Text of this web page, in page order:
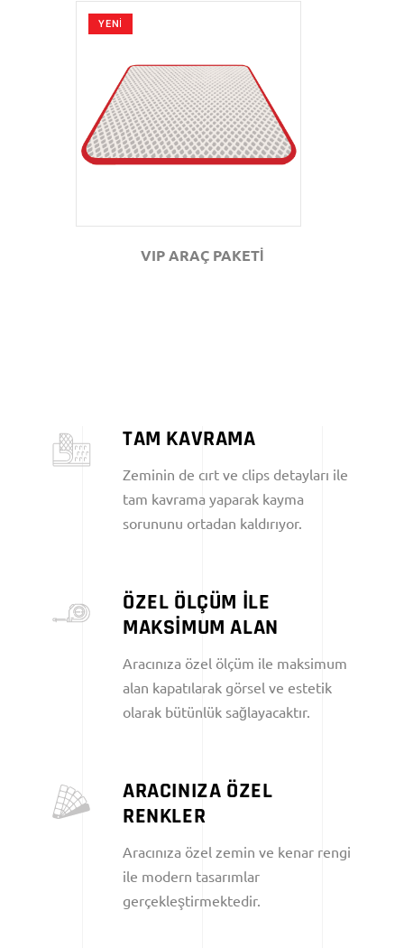
YENİ
GÖZAT
VIP ARAÇ PAKETİ
TAM KAVRAMA
Zeminin de cırt ve clips detayları ile
tam kavrama yaparak kayma
sorununu ortadan kaldırıyor.
ÖZEL ÖLÇÜM İLE
MAKSİMUM ALAN
Aracınıza özel ölçüm ile maksimum
alan kapatılarak görsel ve estetik
olarak bütünlük sağlayacaktır.
ARACINIZA ÖZEL
RENKLER
Aracınıza özel zemin ve kenar rengi
ile modern tasarımlar
gerçekleştirmektedir.